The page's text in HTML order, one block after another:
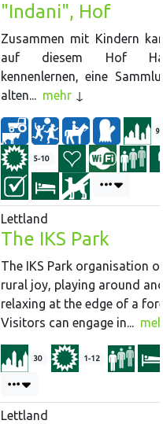
"Indani", Hof
Zusammen mit Kindern
auf diesem Hof
kennenlernen, eine
alten... mehr
5-10
Lettland
The IKS Park
The IKS Park organisation
rural joy, playing around
relaxing at the edge of a
Visitors can engage in...
30 1-12
Lettland